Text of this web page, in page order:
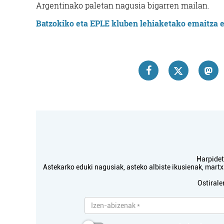
Argentinako paletan nagusia bigarren mailan.
Batzokiko eta EPLE kluben lehiaketako
Astekarko eduki nagusiak, asteko albiste ikusienak,